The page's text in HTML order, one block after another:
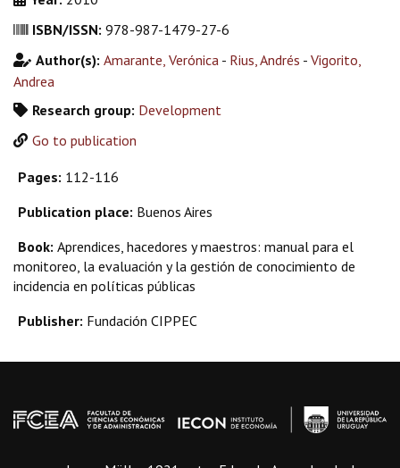
ISBN/ISSN: 978-987-1479-27-6
Author(s): Amarante, Verónica - Rius, Andrés - Vigorito,
Andrea
Research group: Development
Go to publication
Pages: 112-116
Publication place: Buenos Aires
Book: Aprendices, hacedores y maestros: manual para el
monitoreo, la evaluación y la gestión de conocimiento de
incidencia en políticas públicas
Publisher: Fundación CIPPEC